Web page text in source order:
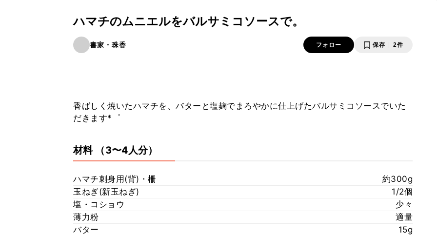
ハマチのムニエルをバルサミコソースで。
書家・珠香 フォロー 保存 2件
香ばしく焼いたハマチを、バターと塩麹でまろやかに仕上げたバルサミコソースでいた
だきます*゜
材料 （3〜4人分）
ハマチ刺身用(背)・柵
約300g
玉ねぎ(新玉ねぎ)
1/2個
塩・コショウ
少々
薄力粉
適量
バター
15g